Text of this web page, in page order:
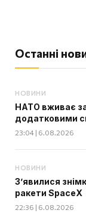
Останні
НОВИНИ
НАТО вживає
додатковими
23:04 | 6.08.2026
НОВИНИ
З’явилися
ракети SpaceX
22:36 | 6.08.2026